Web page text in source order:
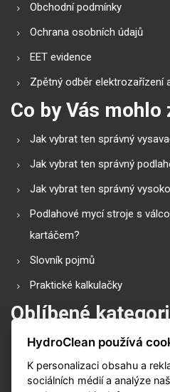
Obchodní podmínky
Ochrana osobních údajů
EET evidence
Zpětný odběr elektrozařízení
Co by Vás
Jak vybrat ten správný
Jak vybrat ten správný
Jak vybrat ten správný
Podlahové mycí stroje s
kartáčem?
Slovník pojmů
Praktické kalkulačky
Oblíbené
Průmyslové vysavače
Vysokotlaké čističe
HydroClean používá
K personalizaci obsahu a
sociálních médií a analýze